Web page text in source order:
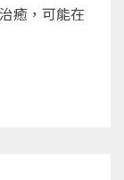
癒，可能在